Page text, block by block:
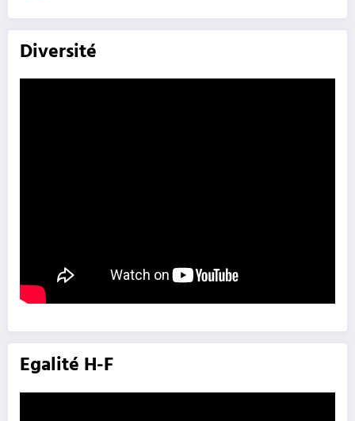
Diversité
Egalité H-F